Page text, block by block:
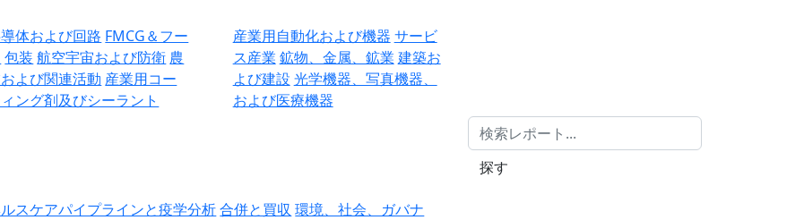
体および回路 FMCG＆フー
包装 航空宇宙および防衛 農
よび関連活動 産業用コー
ング剤及びシーラント
産業用自動化および機器 サービ
ス産業 鉱物、金属、鉱業 建築お
よび建設 光学機器、写真機器、
および医療機器
スケアパイプラインと疫学分析合併と買収 環境、社会、ガバナ
探す